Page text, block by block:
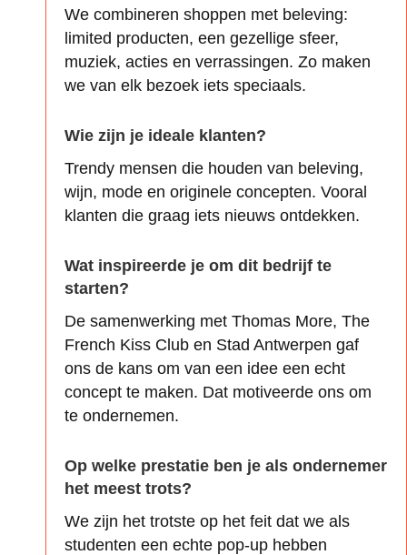
We combineren shoppen met beleving:
limited producten, een gezellige sfeer,
muziek, acties en verrassingen. Zo maken
we van elk bezoek iets speciaals.
Wie zijn je ideale klanten?
Trendy mensen die houden van beleving,
wijn, mode en originele concepten. Vooral
klanten die graag iets nieuws ontdekken.
Wat inspireerde je om dit bedrijf te
starten?
De samenwerking met Thomas More, The
French Kiss Club en Stad Antwerpen gaf
ons de kans om van een idee een echt
concept te maken. Dat motiveerde ons om
te ondernemen.
Op welke prestatie ben je als ondernemer
het meest trots?
We zijn het trotste op het feit dat we als
studenten een echte pop-up hebben